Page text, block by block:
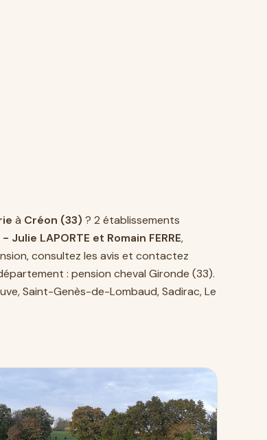
à Créon (33) ? 2 établissements
LAPORTE et Romain FERRE,
consultez les avis et contactez
: pension cheval Gironde (33).
,Saint-Genès-de-Lombaud,Sadirac,Le